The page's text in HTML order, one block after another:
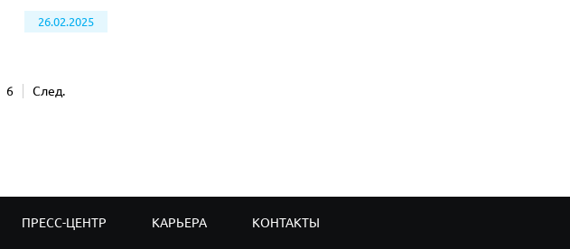
26.02.2025
6 След.
ПРЕСС-ЦЕНТР КАРЬЕРА
КОНТАКТЫ